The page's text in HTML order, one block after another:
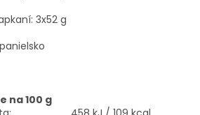
3x52 g
na 100 g